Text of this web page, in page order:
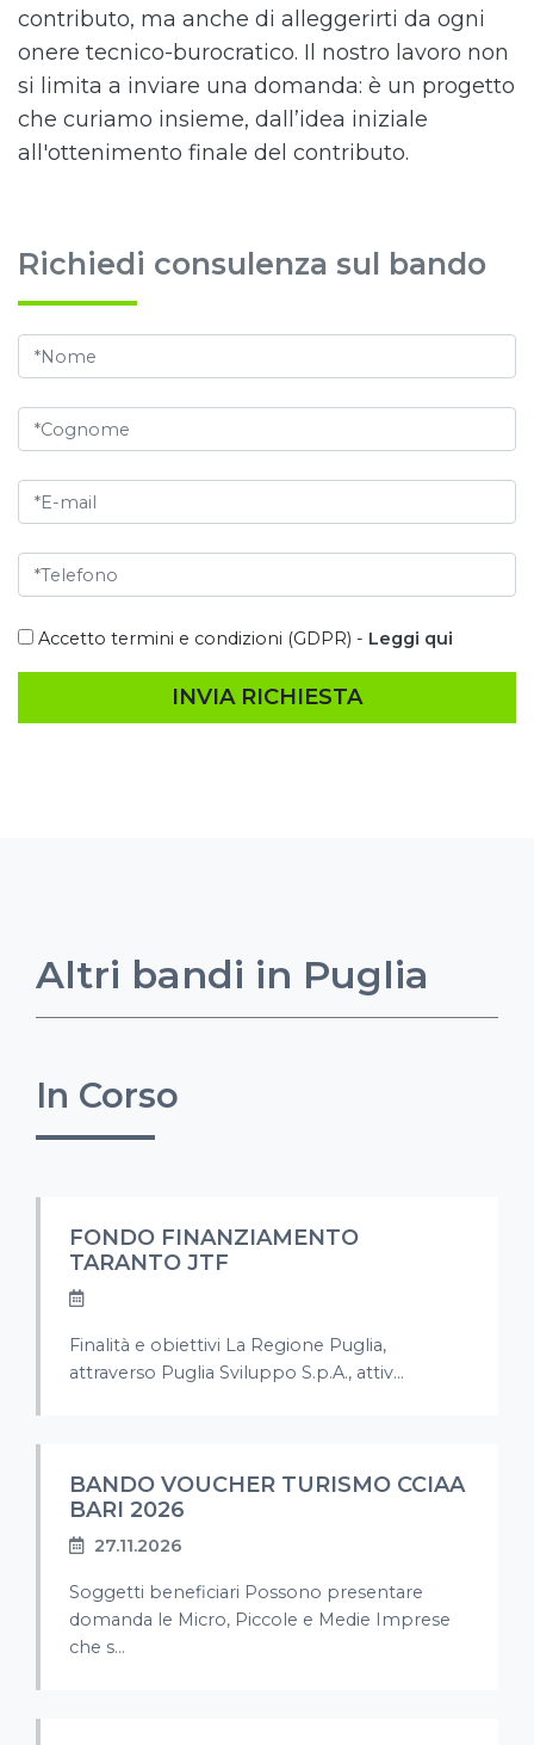
contributo, ma anche di alleggerirti da ogni
onere tecnico-burocratico. Il nostro lavoro non
si limita a inviare una domanda: è un progetto
che curiamo insieme, dall’idea iniziale
all'ottenimento finale del contributo.
Richiedi consulenza sul bando
Accetto termini e condizioni (GDPR) - Leggi qui
INVIA RICHIESTA
Altri bandi in Puglia
In Corso
FONDO FINANZIAMENTO
TARANTO JTF
Finalità e obiettivi La Regione Puglia,
attraverso Puglia Sviluppo S.p.A., attiv...
BANDO VOUCHER TURISMO CCIAA
BARI 2026
27.11.2026
Soggetti beneficiari Possono presentare
domanda le Micro, Piccole e Medie Imprese
che s...